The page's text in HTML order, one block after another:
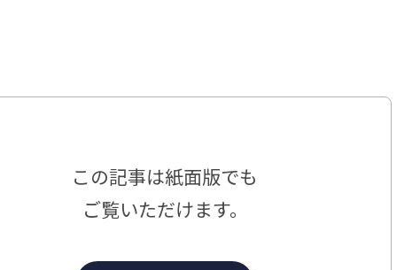
この記事は紙面版でも
ご覧いただけます。